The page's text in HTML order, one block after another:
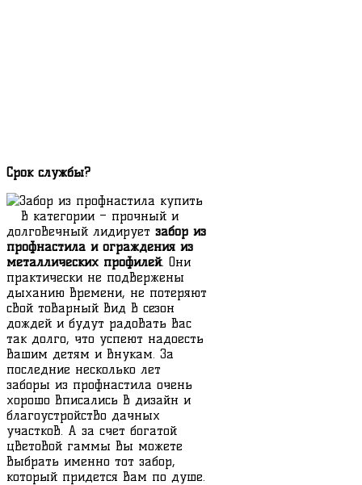
Срок службы?
В категории – прочный и
долговечный лидирует забор из
профнастила и ограждения из
металлических профилей. Они
практически не подвержены
дыханию времени, не потеряют
свой товарный вид в сезон
дождей и будут радовать Вас
так долго, что успеют надоесть
Вашим детям и внукам. За
последние несколько лет
заборы из профнастила очень
хорошо вписались в дизайн и
благоустройство дачных
участков. А за счет богатой
цветовой гаммы Вы можете
выбрать именно тот забор,
который придется Вам по душе.